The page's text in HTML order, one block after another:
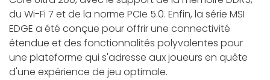
du Wi-Fi 7 et de la norme PCIe 5.0. Enfin, la série MSI
EDGE a été conçue pour offrir une connectivité
étendue et des fonctionnalités polyvalentes pour
une plateforme qui s'adresse aux joueurs en quête
d'une expérience de jeu optimale.